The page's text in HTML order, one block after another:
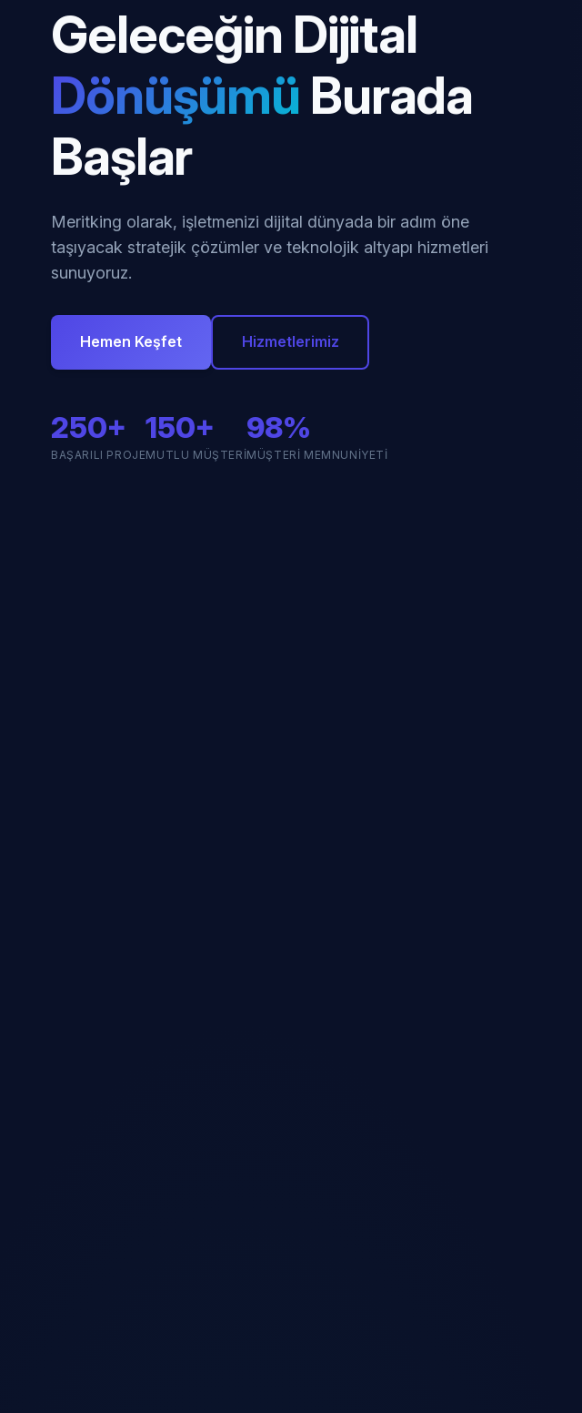
Geleceğin Dijital
Dönüşümü Burada
Başlar
Meritking olarak, işletmenizi dijital dünyada bir adım öne
taşıyacak stratejik çözümler ve teknolojik altyapı hizmetleri
sunuyoruz.
Hemen Keşfet Hizmetlerimiz
250+
BAŞARILI PROJE
150+
MUTLU MÜŞTERI
98%
MÜŞTERI MEMNUNIYETI